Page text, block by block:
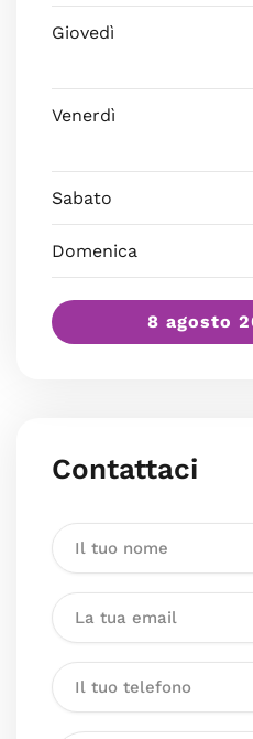
Giovedì
Venerdì
Sabato
Domenica
8 agosto
Contattaci